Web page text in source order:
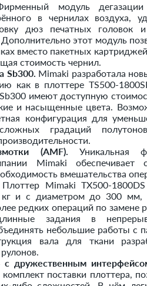
модуль
в чернилах воздуха,
дюз печатных головок
этот модуль
вместо пакетных
стоимость чернил.
Sb300. Mimaki разработала
как в плоттере TS500-
имеют доступную
и насыщенные цвета.
конфигурация для
сложных градаций
(AMF). Уникальная
Mimaki обеспечивает
вмешательства
Плоттер Mimaki TX500-
кг и с диаметром до 300
редких операций по замене
задания в
небольшие работы с
вала для ткани
дружественным
поставки плоттера,